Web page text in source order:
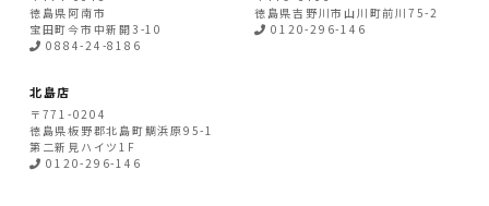
徳島県 阿南市
宝田町今市中新開3-10
0884-24-8186
徳島県吉野川市 山川町前川75-2
0120-296-146
北島店
〒771-0204
徳島県板野郡北島町鯛浜原95-1
第二新見ハイツ1F
0120-296-146